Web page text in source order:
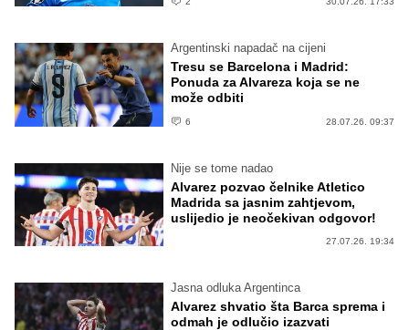
Argentinski napadač na cijeni
Tresu se Barcelona i Madrid:
Ponuda za Alvareza koja se ne
može odbiti
6 28.07.26. 09:37
Nije se tome nadao
Alvarez pozvao čelnike Atletico
Madrida sa jasnim zahtjevom,
uslijedio je neočekivan odgovor!
27.07.26. 19:34
Jasna odluka Argentinca
Alvarez shvatio šta Barca sprema i
odmah je odlučio izazvati